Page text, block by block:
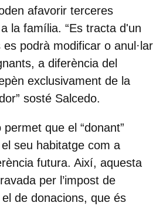
afavorir terceres
la família. “Es tracta d'un
podrà modificar o anul·lar
a diferència del
exclusivament de la
sosté Salcedo.
que el “donant”
seu habitatge com a
futura. Així, aquesta
per l’impost de
de donacions, que és